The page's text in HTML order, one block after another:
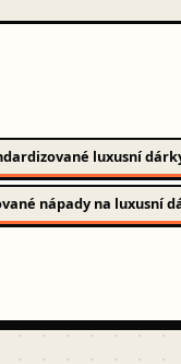
luxusní
nápady na luxusní